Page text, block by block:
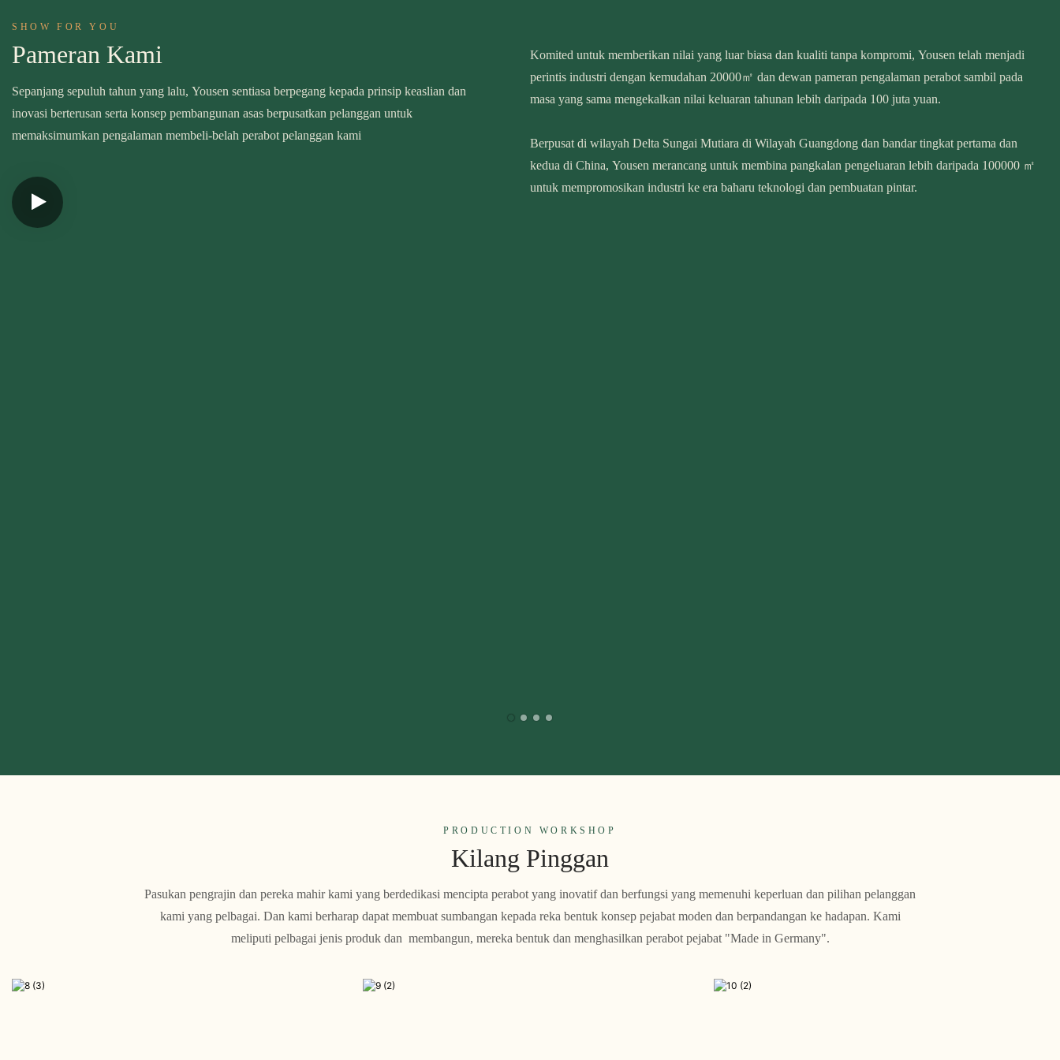
SHOW FOR YOU
Pameran Kami
Sepanjang sepuluh tahun yang lalu, Yousen sentiasa berpegang kepada prinsip keaslian dan
inovasi berterusan serta konsep pembangunan asas berpusatkan pelanggan untuk
memaksimumkan pengalaman membeli-belah perabot pelanggan kami
Komited untuk memberikan nilai yang luar biasa dan kualiti tanpa kompromi, Yousen telah menjadi
perintis industri dengan kemudahan 20000㎡ dan dewan pameran pengalaman perabot sambil pada
masa yang sama mengekalkan nilai keluaran tahunan lebih daripada 100 juta yuan.
Berpusat di wilayah Delta Sungai Mutiara di Wilayah Guangdong dan bandar tingkat pertama dan
kedua di China, Yousen merancang untuk membina pangkalan pengeluaran lebih daripada 100000 ㎡
untuk mempromosikan industri ke era baharu teknologi dan pembuatan pintar.
PRODUCTION WORKSHOP
Kilang Pinggan
Pasukan pengrajin dan pereka mahir kami yang berdedikasi mencipta perabot yang inovatif dan berfungsi yang memenuhi keperluan dan pilihan pelanggan
kami yang pelbagai. Dan kami berharap dapat membuat sumbangan kepada reka bentuk konsep pejabat moden dan berpandangan ke hadapan. Kami
meliputi pelbagai jenis produk dan membangun, mereka bentuk dan menghasilkan perabot pejabat "Made in Germany".